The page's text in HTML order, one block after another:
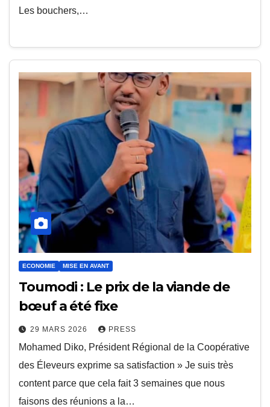
Les bouchers,…
ECONOMIE MISE EN AVANT
Toumodi : Le prix de la viande de
bœuf a été fixe
29 MARS 2026 PRESS
Mohamed Diko, Président Régional de la Coopérative
des Éleveurs exprime sa satisfaction » Je suis très
content parce que cela fait 3 semaines que nous
faisons des réunions a la…